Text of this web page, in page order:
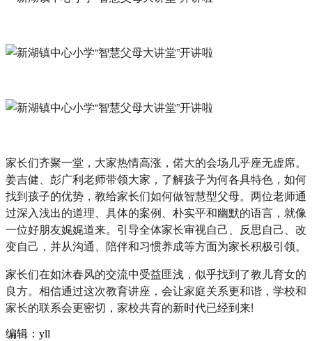
家长们齐聚一堂，大家热情高涨，偌大的会场几乎座无虚席。
姜吉健、彭广利老师带领大家，了解孩子为何各具特色，如何
找到孩子的优势，教给家长们如何做智慧型父母。两位老师通
过深入浅出的道理、具体的案例、朴实平和幽默的语言，就像
一位好朋友娓娓道来。引导全体家长审视自己、反思自己、改
变自己，并从沟通、陪伴和习惯养成等方面为家长积极引领。
家长们在如沐春风的交流中受益匪浅，似乎找到了教儿育女的
良方。相信通过这次教育讲座，会让家庭关系更和谐，学校和
家长的联系会更密切，家校共育的新时代已经到来!
编辑：yll